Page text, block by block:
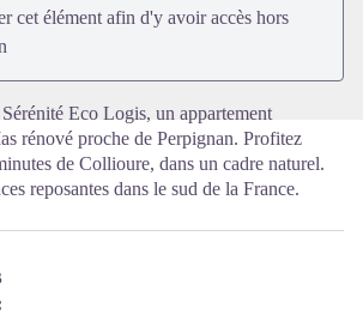
cet élément afin d'y avoir accès hors
Eco Logis, un appartement
rénové proche de Perpignan. Profitez
de Collioure, dans un cadre naturel.
reposantes dans le sud de la France.